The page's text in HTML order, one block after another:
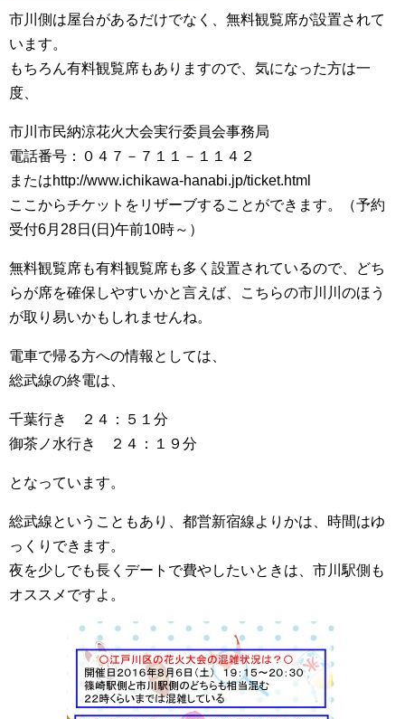
市川側は屋台があるだけでなく、無料観覧席が設置されて
います。
もちろん有料観覧席もありますので、気になった方は一
度、
市川市民納涼花火大会実行委員会事務局
電話番号：０４７－７１１－１１４２
またはhttp://www.ichikawa-hanabi.jp/ticket.html
ここからチケットをリザーブすることができます。（予約
受付6月28日(日)午前10時～）
無料観覧席も有料観覧席も多く設置されているので、どち
らが席を確保しやすいかと言えば、こちらの市川川のほう
が取り易いかもしれませんね。
電車で帰る方への情報としては、
総武線の終電は、
千葉行き ２４：５１分
御茶ノ水行き ２４：１９分
となっています。
総武線ということもあり、都営新宿線よりかは、時間はゆ
っくりできます。
夜を少しでも長くデートで費やしたいときは、市川駅側も
オススメですよ。